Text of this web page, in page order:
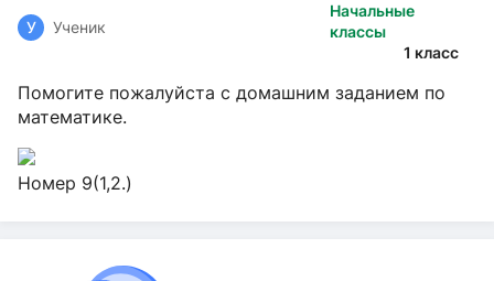
Начальные
классы
1 класс
У Ученик
Помогите пожалуйста с домашним заданием по
математике.
Номер 9(1,2.)